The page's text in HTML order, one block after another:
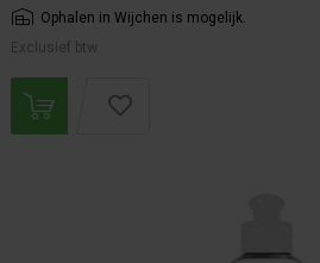
Ophalen in Wijchen is mogelijk.
Exclusief btw.